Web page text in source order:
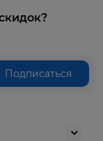
Подписаться